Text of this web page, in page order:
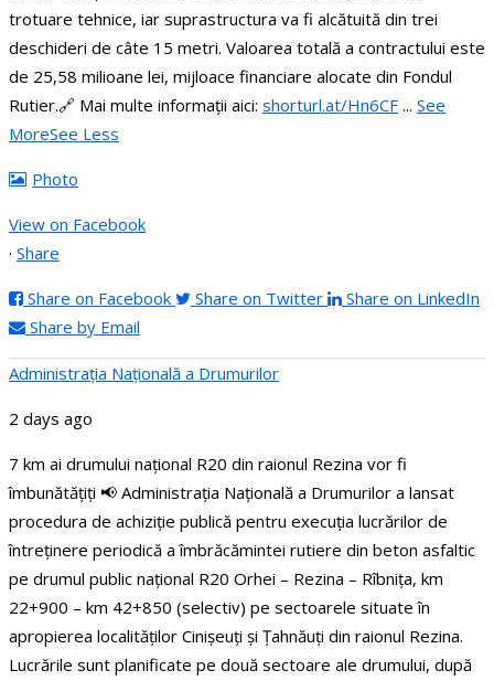
trotuare tehnice, iar suprastructura va fi alcătuită din trei
deschideri de câte 15 metri. Valoarea totală a contractului este
de 25,58 milioane lei, mijloace financiare alocate din Fondul
Rutier.🔗 Mai multe informații aici: shorturl.at/Hn6CF ... See
MoreSee Less
Photo
View on Facebook
· Share
Share on Facebook Share on Twitter
Share on LinkedIn
Share by Email
Administraţia Națională a Drumurilor
2 days ago
7 km ai drumului național R20 din raionul Rezina vor fi
îmbunătățiți 📢 Administrația Națională a Drumurilor a lansat
procedura de achiziție publică pentru execuția lucrărilor de
întreținere periodică a îmbrăcămintei rutiere din beton asfaltic
pe drumul public național R20 Orhei – Rezina – Rîbnița, km
22+900 – km 42+850 (selectiv) pe sectoarele situate în
apropierea localităților Cinișeuți și Țahnăuți din raionul Rezina.
Lucrările sunt planificate pe două sectoare ale drumului, după